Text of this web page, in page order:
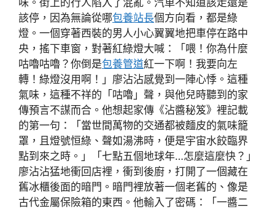
該停，因為無論從哪包養站長個方向看，都是綠
燈。一個穿著西裝的男人小心翼翼地把車停在路中
央，搖下車窗，對著紅綠燈大喊：「喂！你為什麼
咕嚕咕嚕？你倒是包養管道紅一下啊！我要向左
轉！綠燈沒用啊！」廖沾沾感覺到一陣心悸。這種
氣味，這種不祥的「咕嚕」聲，與他兒時聽到的家
傳預言不謀而合。他想起家傳《沾醬秘笈》裡記載
的第一句：「當世間萬物的交通都被麵皮的氣味籠
罩，且燈號恒綠、聲如湯沸時，便是宇宙水餃臨界
點到來之時。」「七點五個地球年…怎麼這麼快？」
廖沾沾猛地衝回店裡，衝到後廚，打開了一個藏在
舊冰櫃後面的暗門。暗門裡放著一個老舊的、像是
古代金屬保險箱的東西。他輸入了密碼：「一醬二